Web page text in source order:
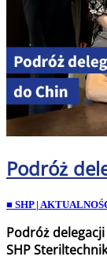
Podróż
■ SHP |
Podróż
SHP